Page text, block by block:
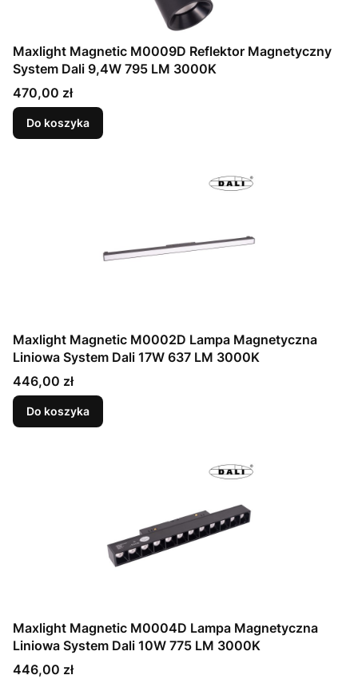
Maxlight Magnetic M0009D Reflektor Magnetyczny
System Dali 9,4W 795 LM 3000K
Cena
470,00 zł
Do koszyka
Maxlight Magnetic M0002D Lampa Magnetyczna
Liniowa System Dali 17W 637 LM 3000K
Cena
446,00 zł
Do koszyka
Maxlight Magnetic M0004D Lampa Magnetyczna
Liniowa System Dali 10W 775 LM 3000K
Cena
446,00 zł